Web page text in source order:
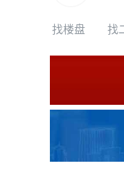
找楼盘 找